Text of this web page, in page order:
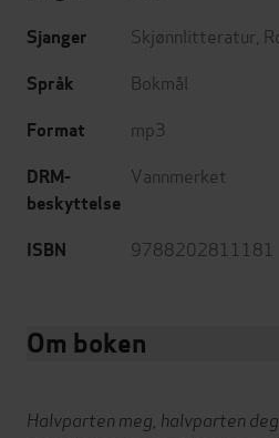
Sjanger Skjønnlitteratur
Språk Bokmål
Format mp3
DRM-
beskyttelse
Vannmerket
ISBN 9788202811181
Om boken
Halvparten meg, halvparten deg